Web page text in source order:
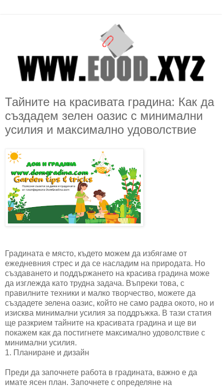
Тайните на красивата градина: Как да
създадем зелен оазис с минимални
усилия и максимално удоволствие
Градината е място, където можем да избягаме от
ежедневния стрес и да се насладим на природата. Но
създаването и поддържането на красива градина може
да изглежда като трудна задача. Въпреки това, с
правилните техники и малко творчество, можете да
създадете зелена оазис, който не само радва окото, но и
изисква минимални усилия за поддръжка. В тази статия
ще разкрием тайните на красивата градина и ще ви
покажем как да постигнете максимално удоволствие с
минимални усилия.
1. Планиране и дизайн
Преди да започнете работа в градината, важно е да
имате ясен план. Започнете с определяне на